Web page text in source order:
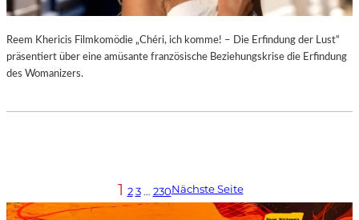
Reem Khericis Filmkomödie „Chéri, ich komme! – Die Erfindung der Lust“
präsentiert über eine amüsante französische Beziehungskrise die Erfindung
des Womanizers.
1 2 3 … 230Nächste Seite